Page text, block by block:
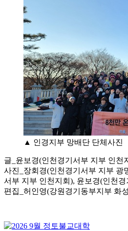
▲ 인경지부 망배단 단체사진
글_윤보경(인천경기서부 지부 인천
사진_장회경(인천경기서부 지부 광
서부 지부 인천지회), 윤보경(인천
편집_허인영(강원경기동부지부 화